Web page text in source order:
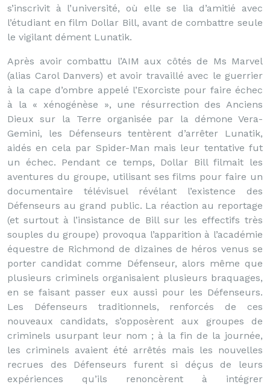
s’inscrivit à l’université, où elle se lia d’amitié avec
l’étudiant en film Dollar Bill, avant de combattre seule
le vigilant dément Lunatik.
Après avoir combattu l’AIM aux côtés de Ms Marvel
(alias Carol Danvers) et avoir travaillé avec le guerrier
à la cape d’ombre appelé l’Exorciste pour faire échec
à la « xénogénèse », une résurrection des Anciens
Dieux sur la Terre organisée par la démone Vera-
Gemini, les Défenseurs tentèrent d’arrêter Lunatik,
aidés en cela par Spider-Man mais leur tentative fut
un échec. Pendant ce temps, Dollar Bill filmait les
aventures du groupe, utilisant ses films pour faire un
documentaire télévisuel révélant l’existence des
Défenseurs au grand public. La réaction au reportage
(et surtout à l’insistance de Bill sur les effectifs très
souples du groupe) provoqua l’apparition à l’académie
équestre de Richmond de dizaines de héros venus se
porter candidat comme Défenseur, alors même que
plusieurs criminels organisaient plusieurs braquages,
en se faisant passer eux aussi pour les Défenseurs.
Les Défenseurs traditionnels, renforcés de ces
nouveaux candidats, s’opposèrent aux groupes de
criminels usurpant leur nom ; à la fin de la journée,
les criminels avaient été arrêtés mais les nouvelles
recrues des Défenseurs furent si déçus de leurs
expériences qu’ils renoncèrent à intégrer